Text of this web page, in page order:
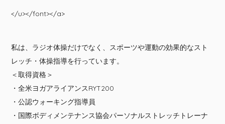
</u></font></a>
私は、ラジオ体操だけでなく、スポーツや運動の効果的なスト
レッチ・体操指導を行っています。
＜取得資格＞
・全米ヨガアライアンスRYT200
・公認ウォーキング指導員
・国際ボディメンテナンス協会パーソナルストレッチトレーナ